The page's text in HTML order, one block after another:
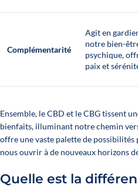
Complémentarité
Agit en
notre bien-
psychique,
paix et
Ensemble, le CBD et le CBG tissent
bienfaits, illuminant notre chemin
offre une vaste palette de
nous ouvrir à de nouveaux horizons
Quelle est la